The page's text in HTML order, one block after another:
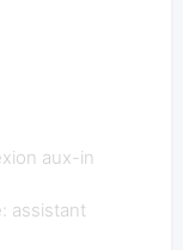
aux-in
assistant